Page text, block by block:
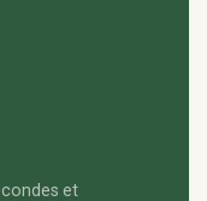
et